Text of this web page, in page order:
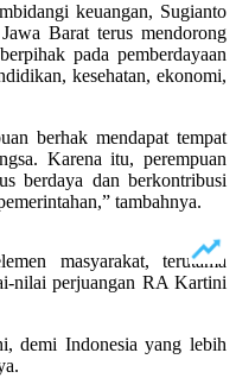
keuangan, Sugianto
Barat terus mendorong
pada pemberdayaan
kesehatan, ekonomi,
berhak mendapat tempat
Karena itu, perempuan
berdaya dan berkontribusi
tambahnya.
masyarakat, terutama
nilai perjuangan RA Kartini
demi Indonesia yang lebih